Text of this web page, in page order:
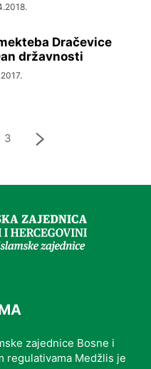
Dračevice
državnosti
3
zajednice Bosne i
regulativama Medžlis je